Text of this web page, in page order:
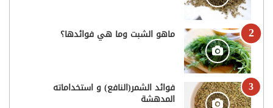
ماهو الشبت وما هي فوائدها؟
فوائد الشمر(النافع) و استخداماته
المدهشة